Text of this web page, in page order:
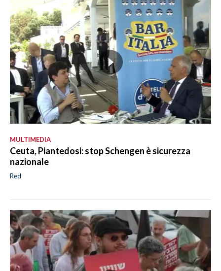
MULTIMEDIA
Ceuta, Piantedosi: stop Schengen è sicurezza
nazionale
Red